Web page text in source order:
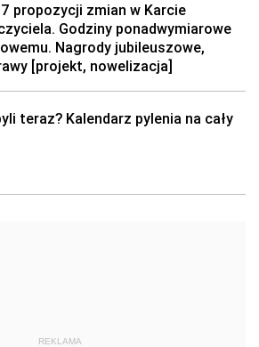
propozycji zmian w Karcie
Godziny ponadwymiarowe
Nagrody jubileuszowe,
[projekt, nowelizacja]
teraz? Kalendarz pylenia na cały
REKLAMA